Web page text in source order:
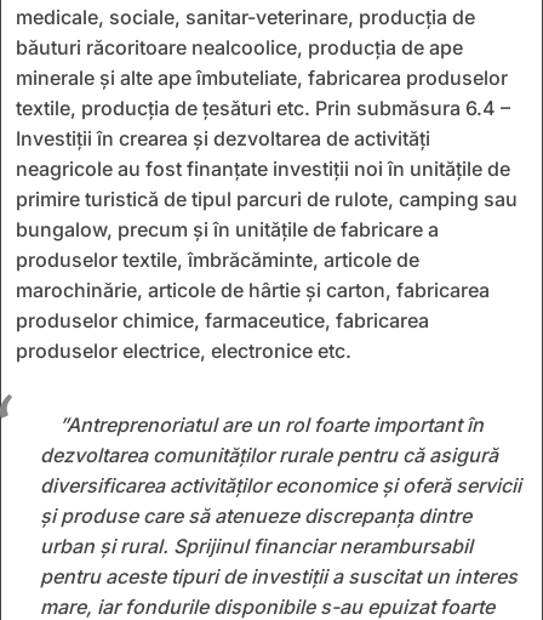
medicale, sociale, sanitar-veterinare, producția de
băuturi răcoritoare nealcoolice, producția de ape
minerale și alte ape îmbuteliate, fabricarea produselor
textile, producția de țesături etc. Prin submăsura 6.4 –
Investiții în crearea și dezvoltarea de activități
neagricole au fost finanțate investiții noi în unitățile de
primire turistică de tipul parcuri de rulote, camping sau
bungalow, precum și în unitățile de fabricare a
produselor textile, îmbrăcăminte, articole de
marochinărie, articole de hârtie și carton, fabricarea
produselor chimice, farmaceutice, fabricarea
produselor electrice, electronice etc.
”Antreprenoriatul are un rol foarte important în
dezvoltarea comunităților rurale pentru că asigură
diversificarea activităților economice și oferă servicii
și produse care să atenueze discrepanța dintre
urban și rural. Sprijinul financiar nerambursabil
pentru aceste tipuri de investiții a suscitat un interes
mare, iar fondurile disponibile s-au epuizat foarte